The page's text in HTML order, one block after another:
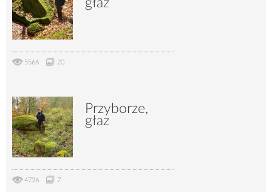
głaz
5566 20
Przyborze,
głaz
4736 7